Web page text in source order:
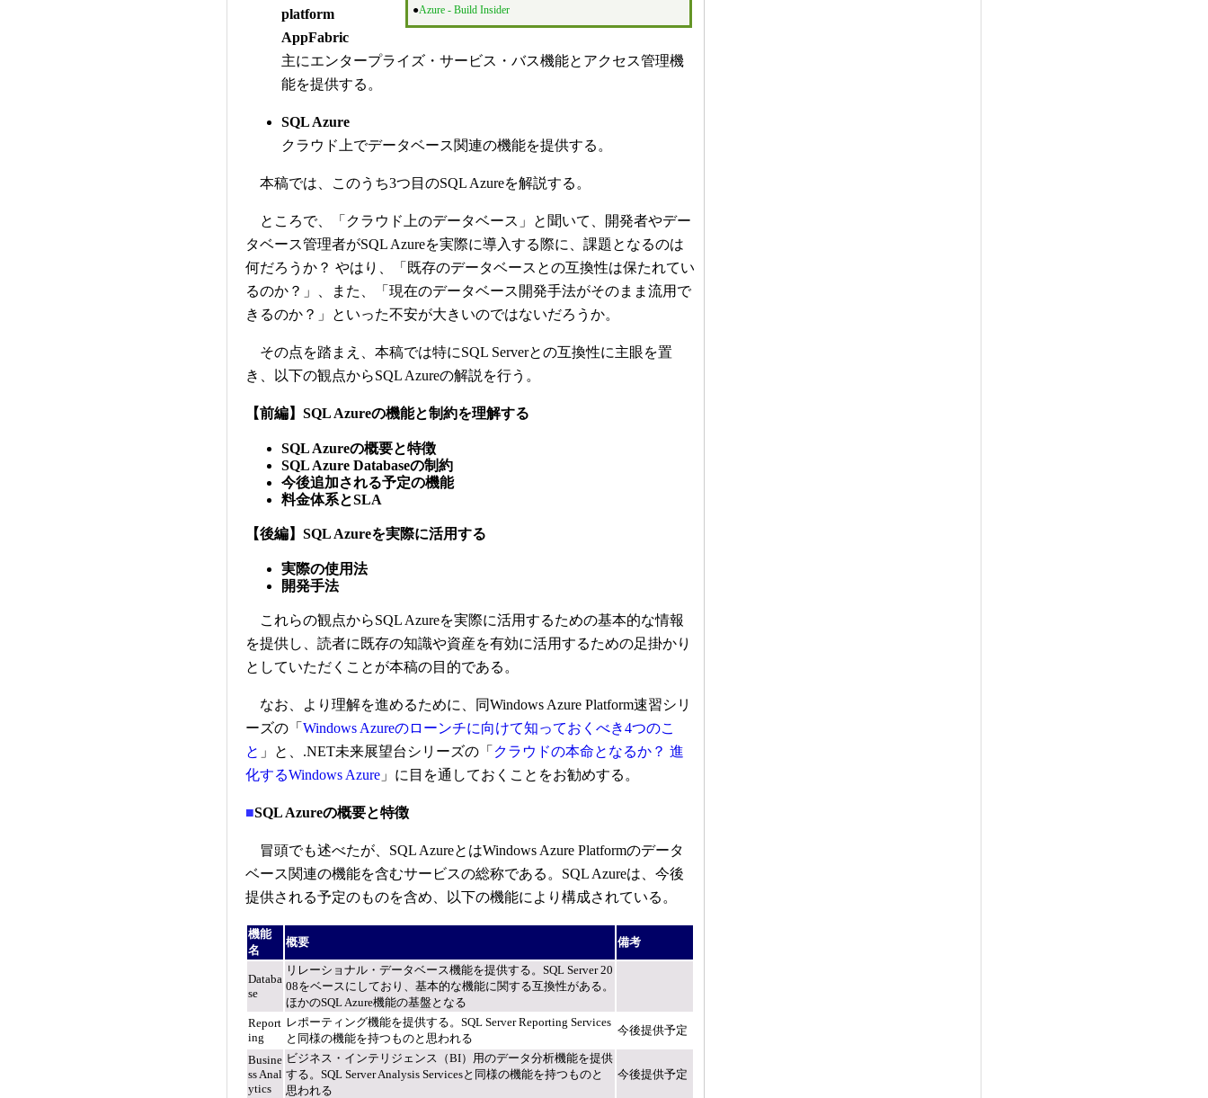
●Azure - Build Insider
platform
AppFabric
主にエンタープライズ・サービス・バス機能とアクセス管理機
能を提供する。
SQL Azure
クラウド上でデータベース関連の機能を提供する。
本稿では、このうち3つ目のSQL Azureを解説する。
ところで、「クラウド上のデータベース」と聞いて、開発者やデー
タベース管理者がSQL Azureを実際に導入する際に、課題となるのは
何だろうか？ やはり、「既存のデータベースとの互換性は保たれてい
るのか？」、また、「現在のデータベース開発手法がそのまま流用で
きるのか？」といった不安が大きいのではないだろうか。
その点を踏まえ、本稿では特にSQL Serverとの互換性に主眼を置
き、以下の観点からSQL Azureの解説を行う。
【前編】SQL Azureの機能と制約を理解する
SQL Azureの概要と特徴
SQL Azure Databaseの制約
今後追加される予定の機能
料金体系とSLA
【後編】SQL Azureを実際に活用する
実際の使用法
開発手法
これらの観点からSQL Azureを実際に活用するための基本的な情報
を提供し、読者に既存の知識や資産を有効に活用するための足掛かり
としていただくことが本稿の目的である。
なお、より理解を進めるために、同Windows Azure Platform速習シリ
ーズの「 Windows Azureのローンチに向けて知っておくべき4つのこ
と 」と、.NET未来展望台シリーズの「 クラウドの本命となるか？ 進
化するWindows Azure 」に目を通しておくことをお勧めする。
■SQL Azureの概要と特徴
冒頭でも述べたが、SQL AzureとはWindows Azure Platformのデータ
ベース関連の機能を含むサービスの総称である。SQL Azureは、今後
提供される予定のものを含め、以下の機能により構成されている。
機能
名
概要 備考
Databa
se
リレーショナル・データベース機能を提供する。SQL Server 20
08をベースにしており、基本的な機能に関する互換性がある。
ほかのSQL Azure機能の基盤となる
Report
ing
レポーティング機能を提供する。SQL Server Reporting Services
と同様の機能を持つものと思われる
今後提供予定
Busine
ss Anal
ytics
ビジネス・インテリジェンス（BI）用のデータ分析機能を提供
する。SQL Server Analysis Servicesと同様の機能を持つものと
思われる
今後提供予定